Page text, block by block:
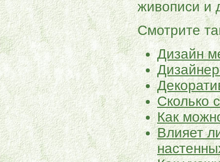
живописи и
Смотрите
Дизайн
Сколько
Как
Влияет